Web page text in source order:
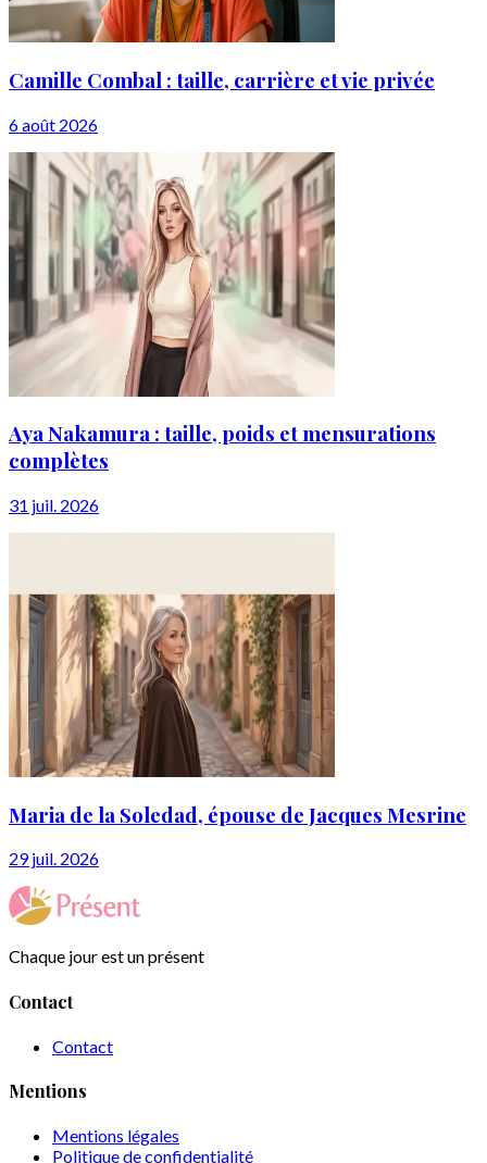
Camille Combal : taille, carrière et vie privée
6 août 2026
Aya Nakamura : taille, poids et mensurations
complètes
31 juil. 2026
Maria de la Soledad, épouse de Jacques Mesrine
29 juil. 2026
Chaque jour est un présent
Contact
Contact
Mentions
Mentions légales
Politique de confidentialité